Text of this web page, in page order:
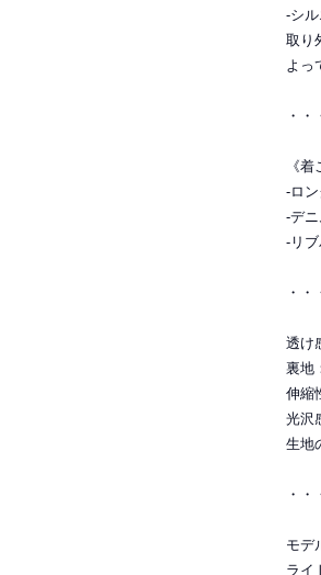
-シ
取り
よっ
・
《
-ロ
-デ
-リ
・
透け
裏地
伸縮
光沢
生地
・
モデ
ライ